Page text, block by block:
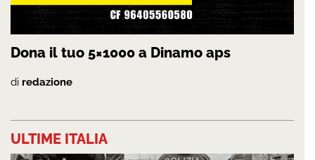
Dona il tuo 5×1000 a Dinamo aps
di redazione
ULTIME ITALIA